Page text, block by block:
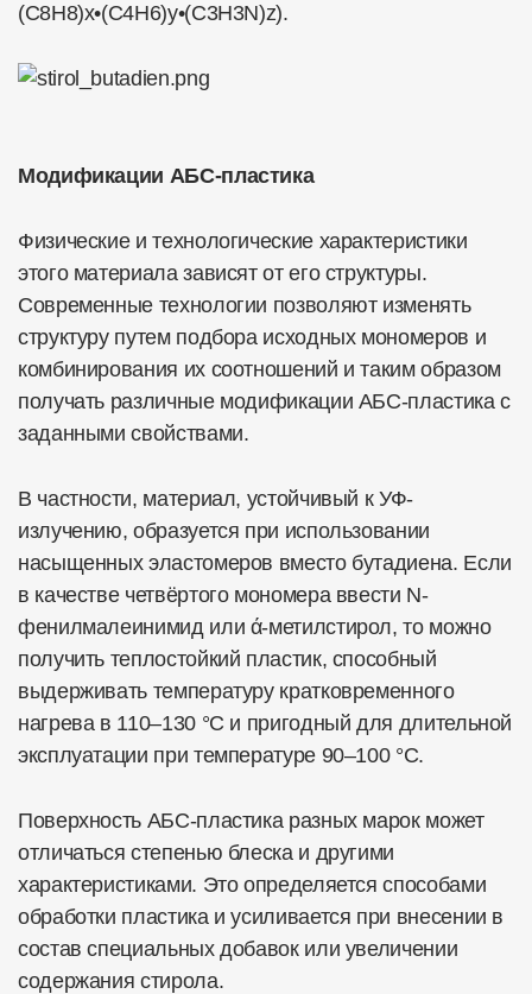
(C8H8)x•(C4H6)y•(C3H3N)z).
Модификации АБС-пластика
Физические и технологические характеристики
этого материала зависят от его структуры.
Современные технологии позволяют изменять
структуру путем подбора исходных мономеров и
комбинирования их соотношений и таким образом
получать различные модификации АБС-пластика с
заданными свойствами.
В частности, материал, устойчивый к УФ-
излучению, образуется при использовании
насыщенных эластомеров вместо бутадиена. Если
в качестве четвёртого мономера ввести N-
фенилмалеинимид или ά-метилстирол, то можно
получить теплостойкий пластик, способный
выдерживать температуру кратковременного
нагрева в 110–130 °С и пригодный для длительной
эксплуатации при температуре 90–100 °С.
Поверхность АБС-пластика разных марок может
отличаться степенью блеска и другими
характеристиками. Это определяется способами
обработки пластика и усиливается при внесении в
состав специальных добавок или увеличении
содержания стирола.